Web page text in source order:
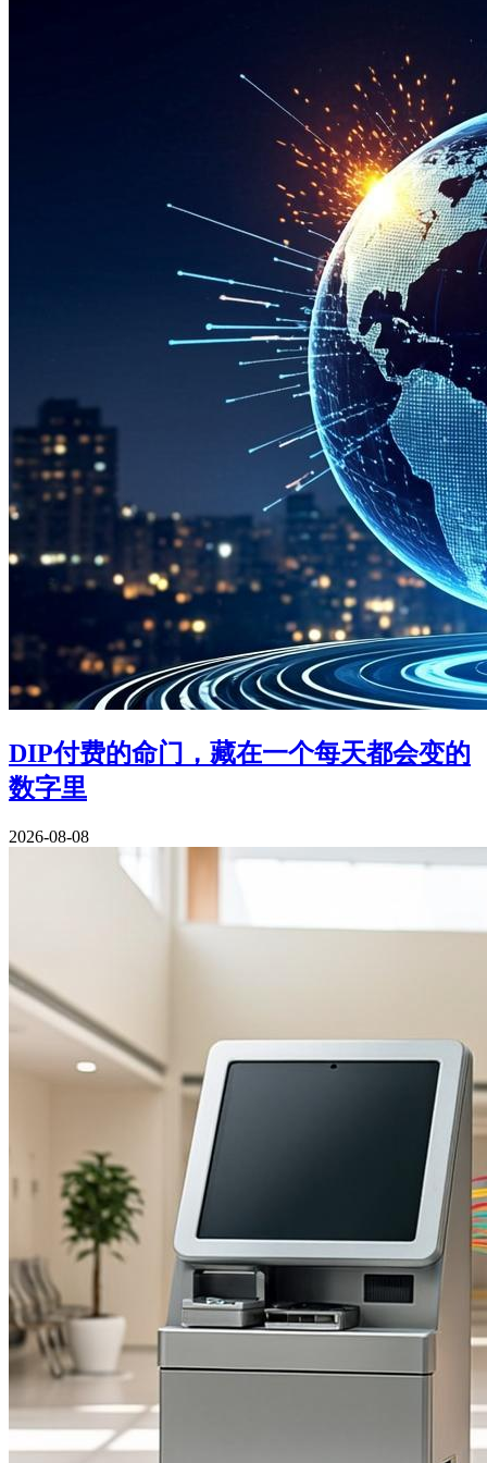
DIP付费的命门，藏在一个每天都会变的
数字里
2026-08-08